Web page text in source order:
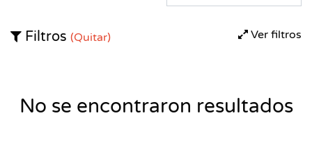
Ver filtros
Filtros (Quitar)
No se encontraron resultados